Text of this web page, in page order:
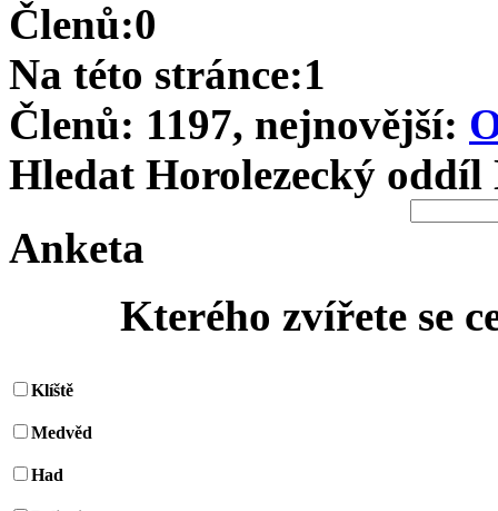
Členů:0
Na této stránce:1
Členů: 1197, nejnovější:
Hledat Horolezecký
Anketa
Kterého zvířete se
Klíště
Medvěd
Had